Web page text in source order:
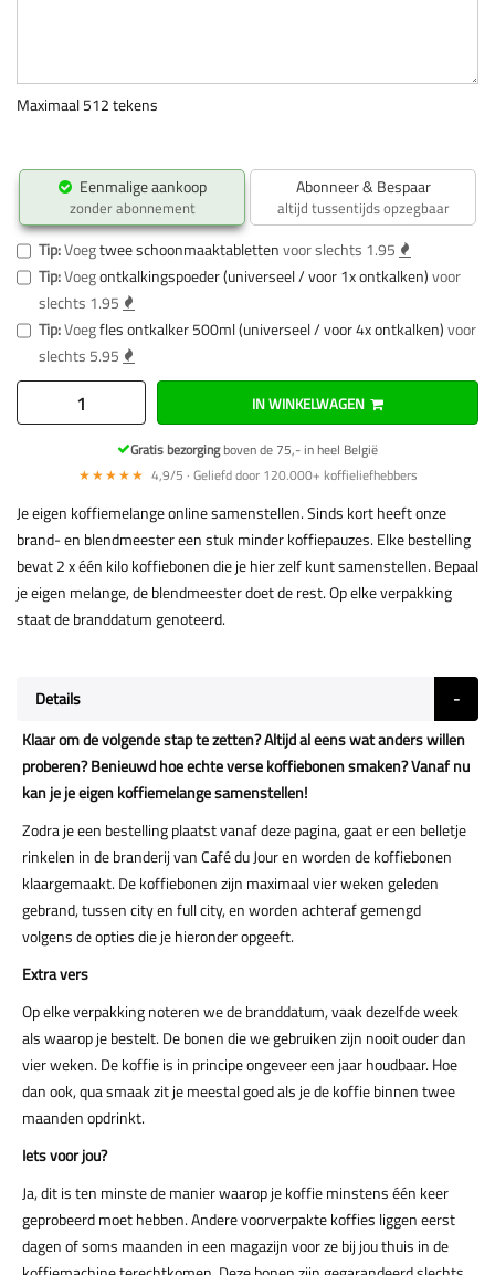
Maximaal 512 tekens
Eenmalige aankoop
zonder abonnement
Abonneer & Bespaar
altijd tussentijds opzegbaar
Tip:Voegtwee schoonmaaktablettenvoor slechts 1.95
Tip:Voegontkalkingspoeder (universeel / voor 1x ontkalken)voor
slechts 1.95
Tip:Voegfles ontkalker 500ml (universeel / voor 4x ontkalken)voor
slechts 5.95
IN WINKELWAGEN
Gratis bezorgingboven de 75,- in heel België
★★★★★ 4,9/5 · Geliefd door 120.000+ koffieliefhebbers
Je eigen koffiemelange online samenstellen. Sinds kort heeft onze
brand- en blendmeester een stuk minder koffiepauzes. Elke bestelling
bevat 2 x één kilo koffiebonen die je hier zelf kunt samenstellen. Bepaal
je eigen melange, de blendmeester doet de rest. Op elke verpakking
staat de branddatum genoteerd.
Details
Klaar om de volgende stap te zetten? Altijd al eens wat anders willen
proberen? Benieuwd hoe echte verse koffiebonen smaken? Vanaf nu
kan je je eigen koffiemelange samenstellen!
Zodra je een bestelling plaatst vanaf deze pagina, gaat er een belletje
rinkelen in de branderij van Café du Jour en worden de koffiebonen
klaargemaakt. De koffiebonen zijn maximaal vier weken geleden
gebrand, tussen city en full city, en worden achteraf gemengd
volgens de opties die je hieronder opgeeft.
Extra vers
Op elke verpakking noteren we de branddatum, vaak dezelfde week
als waarop je bestelt. De bonen die we gebruiken zijn nooit ouder dan
vier weken. De koffie is in principe ongeveer een jaar houdbaar. Hoe
dan ook, qua smaak zit je meestal goed als je de koffie binnen twee
maanden opdrinkt.
Iets voor jou?
Ja, dit is ten minste de manier waarop je koffie minstens één keer
geprobeerd moet hebben. Andere voorverpakte koffies liggen eerst
dagen of soms maanden in een magazijn voor ze bij jou thuis in de